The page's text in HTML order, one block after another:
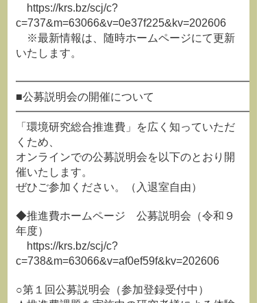
https://krs.bz/scj/c?
c=737&m=63066&v=0e37f225&kv=202606
※最新情報は、随時ホームページにて更新
いたします。
■公募説明会の開催について
「環境研究総合推進費」を広く知っていただ
くため、
オンラインでの公募説明会を以下のとおり開
催いたします。
ぜひご参加ください。（入退室自由）
◆推進費ホームページ 公募説明会（令和９
年度）
https://krs.bz/scj/c?
c=738&m=63066&v=af0ef59f&kv=202606
○第１回公募説明会（参加登録受付中）